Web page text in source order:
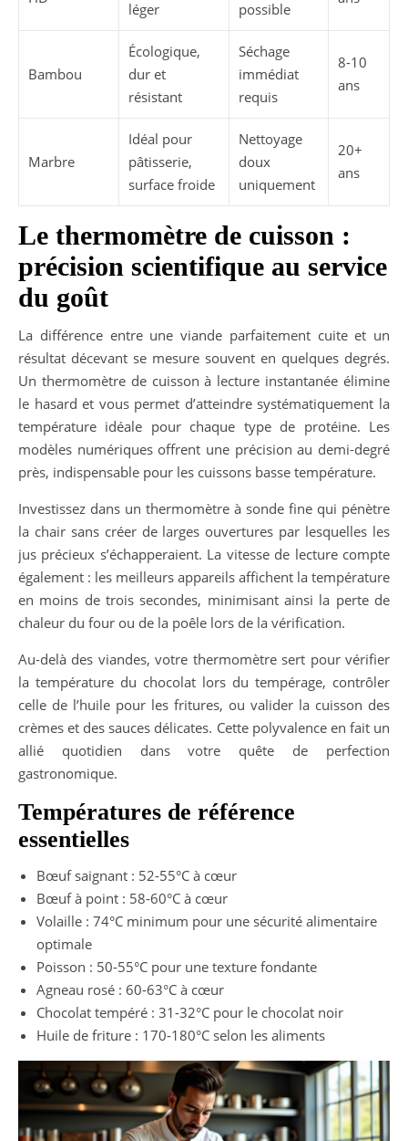
léger
possible
Bambou
Écologique,
dur et
résistant
Séchage
immédiat
requis
8-10
ans
Marbre
Idéal pour
pâtisserie,
surface froide
Nettoyage
doux
uniquement
20+
ans
Le thermomètre de cuisson :
précision scientifique au service
du goût
La différence entre une viande parfaitement cuite et un
résultat décevant se mesure souvent en quelques degrés.
Un thermomètre de cuisson à lecture instantanée élimine
le hasard et vous permet d’atteindre systématiquement la
température idéale pour chaque type de protéine. Les
modèles numériques offrent une précision au demi-degré
près, indispensable pour les cuissons basse température.
Investissez dans un thermomètre à sonde fine qui pénètre
la chair sans créer de larges ouvertures par lesquelles les
jus précieux s’échapperaient. La vitesse de lecture compte
également : les meilleurs appareils affichent la température
en moins de trois secondes, minimisant ainsi la perte de
chaleur du four ou de la poêle lors de la vérification.
Au-delà des viandes, votre thermomètre sert pour vérifier
la température du chocolat lors du tempérage, contrôler
celle de l’huile pour les fritures, ou valider la cuisson des
crèmes et des sauces délicates. Cette polyvalence en fait un
allié quotidien dans votre quête de perfection
gastronomique.
Températures de référence
essentielles
Bœuf saignant : 52-55°C à cœur
Bœuf à point : 58-60°C à cœur
Volaille : 74°C minimum pour une sécurité alimentaire
optimale
Poisson : 50-55°C pour une texture fondante
Agneau rosé : 60-63°C à cœur
Chocolat tempéré : 31-32°C pour le chocolat noir
Huile de friture : 170-180°C selon les aliments